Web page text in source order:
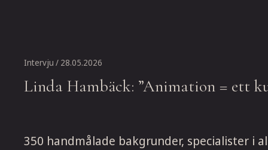
Intervju / 28.05.2026
Linda Hambäck: ”Animation = ett
350 handmålade bakgrunder, specialister i